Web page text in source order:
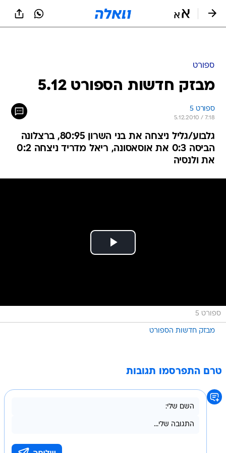
ספורט
מבזק חדשות הספורט 5.12
ספורט 5
5.12.2010 / 7:18
גלבוע/גליל ניצחה את בני השרון 80:95, ברצלונה
הביסה 0:3 את אוסאסונה, ריאל מדריד ניצחה 0:2
את ולנסיה
ספורט 5
מבזק חדשות הספורט
טרם התפרסמו תגובות